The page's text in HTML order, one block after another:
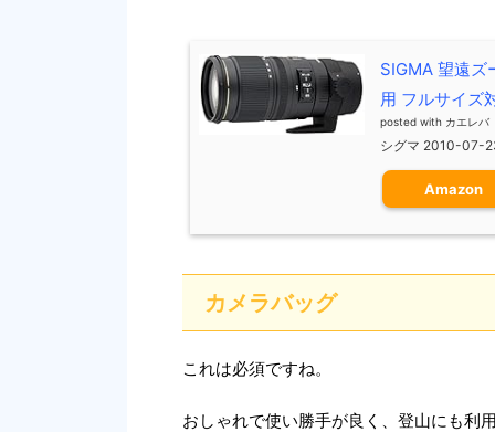
SIGMA 望遠ズ
用 フルサイズ
posted with カエレバ
シグマ 2010-07-
Amazon
カメラバッグ
これは必須ですね。
おしゃれで使い勝手が良く、登山にも利